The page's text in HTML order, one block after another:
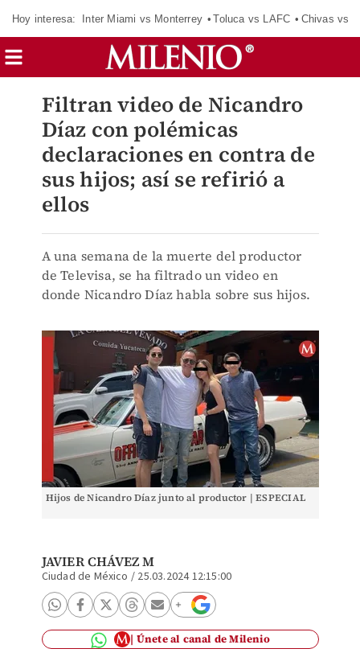
Hoy interesa: Inter Miami vs Monterrey Toluca vs LAFC Chivas vs
Filtran video de Nicandro
Díaz con polémicas
declaraciones en contra de
sus hijos; así se refirió a
ellos
A una semana de la muerte del productor
de Televisa, se ha filtrado un video en
donde Nicandro Díaz habla sobre sus hijos.
Hijos de Nicandro Díaz junto al productor | ESPECIAL
JAVIER CHÁVEZ M
Ciudad de México / 25.03.2024 12:15:00
Únete al canal de Milenio